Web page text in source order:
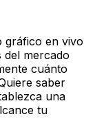
gráfico en vivo
del mercado
cuánto
saber
una
tu